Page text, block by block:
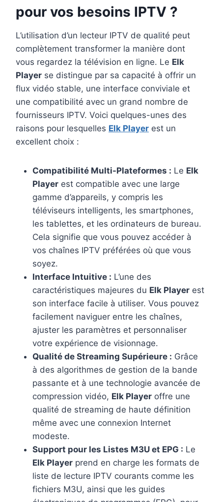
pour vos besoins IPTV ?
L’utilisation d’un lecteur IPTV de qualité peut
complètement transformer la manière dont
vous regardez la télévision en ligne. Le Elk
Player se distingue par sa capacité à offrir un
flux vidéo stable, une interface conviviale et
une compatibilité avec un grand nombre de
fournisseurs IPTV. Voici quelques-unes des
raisons pour lesquelles Elk Player est un
excellent choix :
Compatibilité Multi-Plateformes : Le Elk
Player est compatible avec une large
gamme d’appareils, y compris les
téléviseurs intelligents, les smartphones,
les tablettes, et les ordinateurs de bureau.
Cela signifie que vous pouvez accéder à
vos chaînes IPTV préférées où que vous
soyez.
Interface Intuitive : L’une des
caractéristiques majeures du Elk Player est
son interface facile à utiliser. Vous pouvez
facilement naviguer entre les chaînes,
ajuster les paramètres et personnaliser
votre expérience de visionnage.
Qualité de Streaming Supérieure : Grâce
à des algorithmes de gestion de la bande
passante et à une technologie avancée de
compression vidéo, Elk Player offre une
qualité de streaming de haute définition
même avec une connexion Internet
modeste.
Support pour les Listes M3U et EPG : Le
Elk Player prend en charge les formats de
liste de lecture IPTV courants comme les
fichiers M3U, ainsi que les guides